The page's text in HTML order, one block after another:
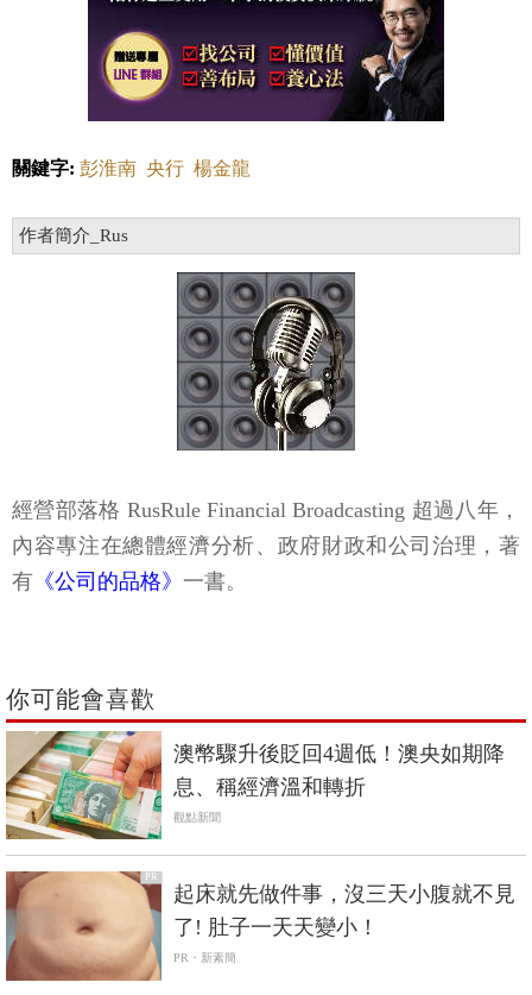
關鍵字: 彭淮南 央行 楊金龍
作者簡介_Rus
經營部落格 RusRule Financial Broadcasting 超過八年，
內容專注在總體經濟分析、政府財政和公司治理，著
有 《公司的品格》 一書。
你可能會喜歡
澳幣驟升後貶回4週低！澳央如期降
息、稱經濟溫和轉折
觀點新聞
PR
起床就先做件事，沒三天小腹就不見
了! 肚子一天天變小！
PR・新素簡